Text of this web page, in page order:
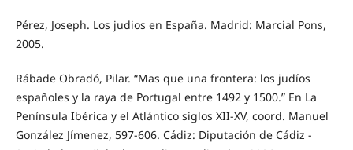
Pérez, Joseph. Los judios en España. Madrid: Marcial Pons,
2005.
Rábade Obradó, Pilar. “Mas que una frontera: los judíos
españoles y la raya de Portugal entre 1492 y 1500.” En La
Península Ibérica y el Atlántico siglos XII-XV, coord. Manuel
González Jímenez, 597-606. Cádiz: Diputación de Cádiz -